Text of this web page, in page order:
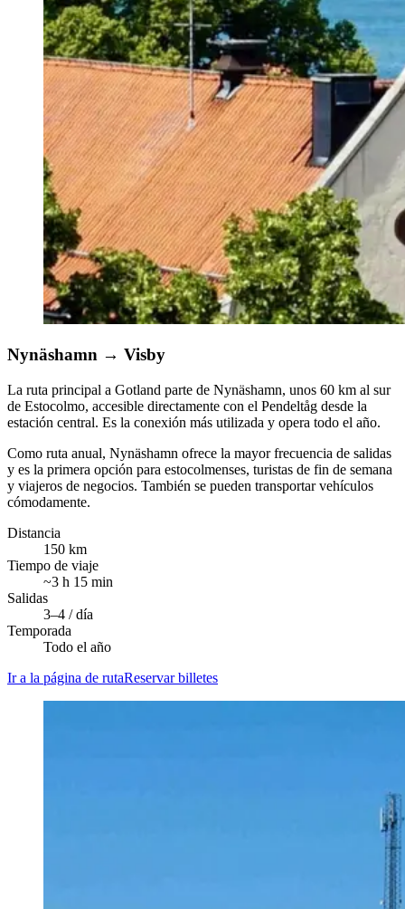
Nynäshamn → Visby
La ruta principal a Gotland parte de Nynäshamn, unos 60 km al sur
de Estocolmo, accesible directamente con el Pendeltåg desde la
estación central. Es la conexión más utilizada y opera todo el año.
Como ruta anual, Nynäshamn ofrece la mayor frecuencia de salidas
y es la primera opción para estocolmenses, turistas de fin de semana
y viajeros de negocios. También se pueden transportar vehículos
cómodamente.
Distancia
150 km
Tiempo de viaje
~3 h 15 min
Salidas
3–4 / día
Temporada
Todo el año
Ir a la página de rutaReservar billetes